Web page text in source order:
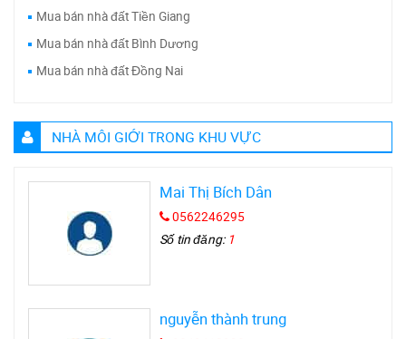
Mua bán nhà đất Tiền Giang
Mua bán nhà đất Bình Dương
Mua bán nhà đất Đồng Nai
NHÀ MÔI GIỚI TRONG KHU VỰC
Mai Thị Bích Dân
0562246295
Số tin đăng: 1
nguyễn thành trung